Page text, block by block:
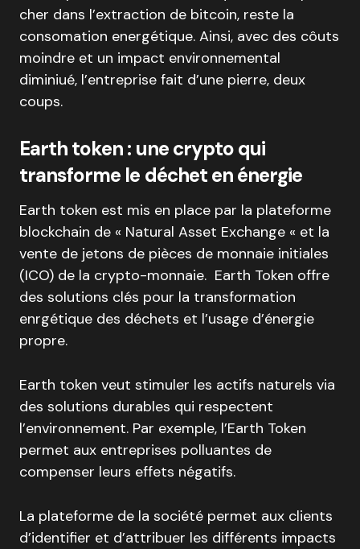
cher dans l’extraction de bitcoin, reste la
consomation energétique. Ainsi, avec des côuts
moindre et un impact environnemental
diminiué, l’entreprise fait d’une pierre, deux
coups.
Earth token : une crypto qui
transforme le déchet en énergie
Earth token est mis en place par la plateforme
blockchain de « Natural Asset Exchange « et la
vente de jetons de pièces de monnaie initiales
(ICO) de la crypto-monnaie. Earth Token offre
des solutions clés pour la transformation
enrgétique des déchets et l’usage d’énergie
propre.
Earth token veut stimuler les actifs naturels via
des solutions durables qui respectent
l’environnement. Par exemple, l’Earth Token
permet aux entreprises polluantes de
compenser leurs effets négatifs.
La plateforme de la société permet aux clients
d’identifier et d’attribuer les différents impacts